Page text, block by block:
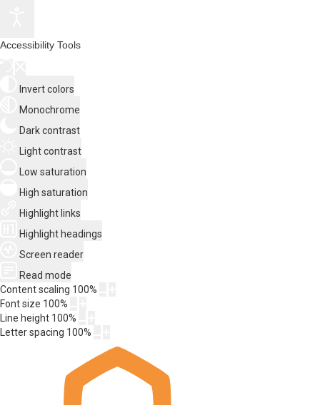
Accessibility Tools
Invert colors
Monochrome
Dark contrast
Light contrast
Low saturation
High saturation
Highlight links
Highlight headings
Screen reader
Read mode
Content scaling 100%
Font size 100%
Line height 100%
Letter spacing 100%